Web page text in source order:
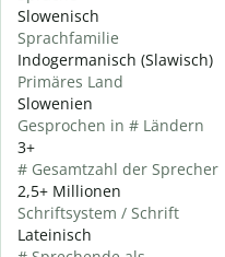
Slowenisch
Sprachfamilie
Indogermanisch (Slawisch)
Primäres Land
Slowenien
Gesprochen in # Ländern
3+
# Gesamtzahl der Sprecher
2,5+ Millionen
Schriftsystem / Schrift
Lateinisch